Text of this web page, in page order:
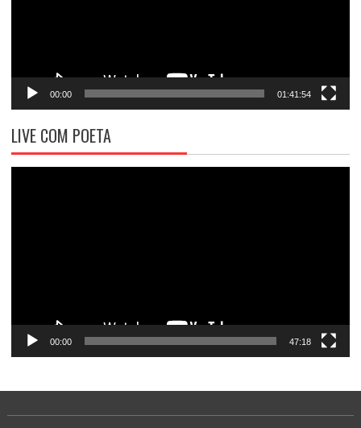
00:00 01:41:54
LIVE COM POETA
00:00 47:18